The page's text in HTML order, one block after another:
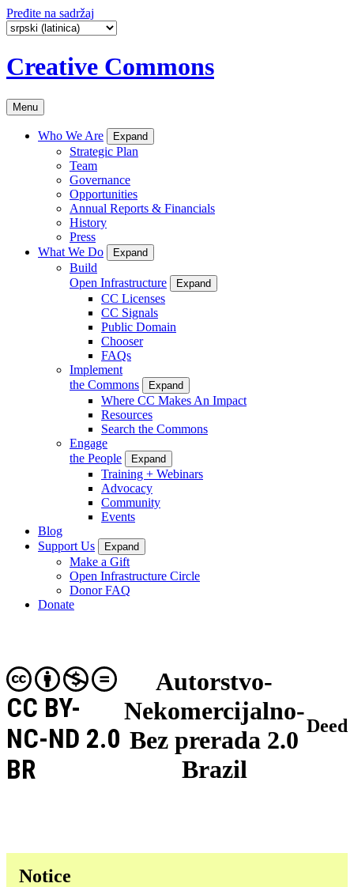
Pređite na sadržaj
Creative Commons
Menu
Who We Are Expand
Strategic Plan
Team
Governance
Opportunities
Annual Reports & Financials
History
Press
What We Do
Expand
Build
Open Infrastructure
Expand
CC Licenses
CC Signals
Public Domain
Chooser
FAQs
Implement
the Commons
Expand
Where CC Makes An Impact
Resources
Search the Commons
Engage
the People
Expand
Training + Webinars
Advocacy
Community
Events
Blog
Support Us
Expand
Make a Gift
Open Infrastructure Circle
Donor FAQ
Donate
Autorstvo-
Nekomercijalno-
Bez prerada 2.0
Brazil
CC BY-
NC-ND 2.0
BR
Deed
Notice